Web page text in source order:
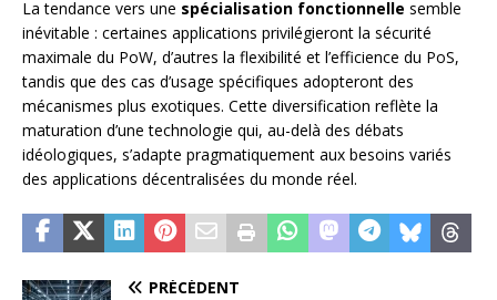
La tendance vers une spécialisation fonctionnelle semble
inévitable : certaines applications privilégieront la sécurité
maximale du PoW, d’autres la flexibilité et l’efficience du PoS,
tandis que des cas d’usage spécifiques adopteront des
mécanismes plus exotiques. Cette diversification reflète la
maturation d’une technologie qui, au-delà des débats
idéologiques, s’adapte pragmatiquement aux besoins variés
des applications décentralisées du monde réel.
PRÉCÉDENT